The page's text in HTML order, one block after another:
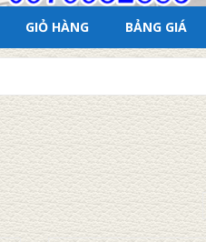
GIỎ HÀNG BẢNG GIÁ